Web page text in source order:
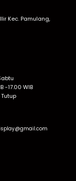
Kec. Pamulang,
-17.00 WIB